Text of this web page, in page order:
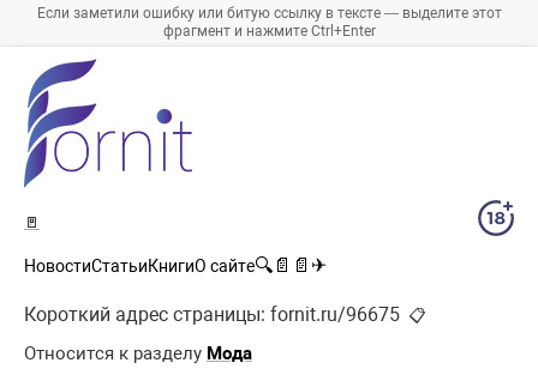
Если заметили ошибку или битую ссылку в тексте — выделите этот
фрагмент и нажмите Ctrl+Enter
🚪
НовостиСтатьиКнигиО сайте🔍 📄 📄 ✈
Короткий адрес страницы: fornit.ru/96675 📋
Относится к разделу Мода